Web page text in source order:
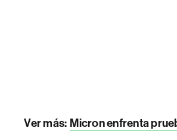
Ver más: Micron enfrenta